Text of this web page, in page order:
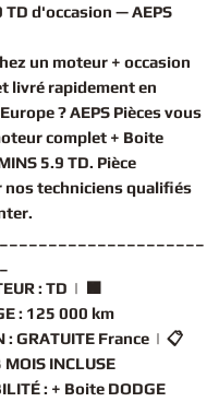
TD d'occasion — AEPS
un moteur + occasion
livré rapidement en
? AEPS Pièces vous
complet + Boite
5.9 TD. Pièce
nos techniciens qualifiés
: TD | 🟧
: 125 000 km
: GRATUITE France | 📋
MOIS INCLUSE
: + Boite DODGE